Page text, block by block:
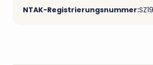
NTAK-Registrierungsnummer: